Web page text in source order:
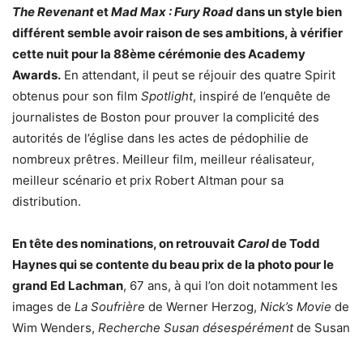
The RevenantetMad Max : Fury Roaddans un style bien
différent semble avoir raison de ses ambitions, à vérifier
cette nuit pour la 88ème cérémonie des Academy
Awards. En attendant, il peut se réjouir des quatre Spirit
obtenus pour son film Spotlight, inspiré de l’enquête de
journalistes de Boston pour prouver la complicité des
autorités de l’église dans les actes de pédophilie de
nombreux prêtres. Meilleur film, meilleur réalisateur,
meilleur scénario et prix Robert Altman pour sa
distribution.
En tête des nominations, on retrouvait Carolde Todd
Haynes qui se contente du beau prix de la photo pour le
grand Ed Lachman, 67 ans, à qui l’on doit notamment les
images de La Soufrière de Werner Herzog, Nick’s Movie de
Wim Wenders, Recherche Susan désespérémentde Susan